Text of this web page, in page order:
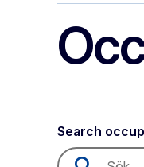
Search